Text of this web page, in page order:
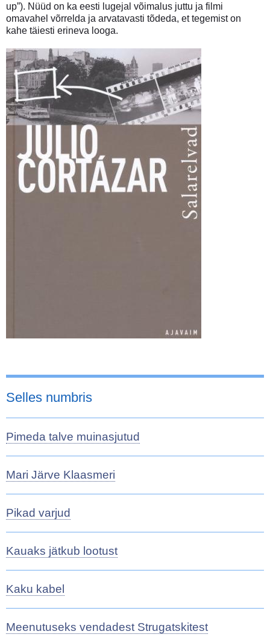
up”). Nüüd on ka eesti lugejal võimalus juttu ja filmi
omavahel võrrelda ja arvatavasti tõdeda, et tegemist on
kahe täiesti erineva looga.
Selles numbris
Pimeda talve muinasjutud
Mari Järve Klaasmeri
Pikad varjud
Kauaks jätkub lootust
Kaku kabel
Meenutuseks vendadest Strugatskitest